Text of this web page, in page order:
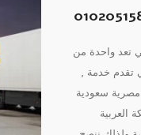
تعد واحدة من
تقدم خدمة ,
سعودية
العربية